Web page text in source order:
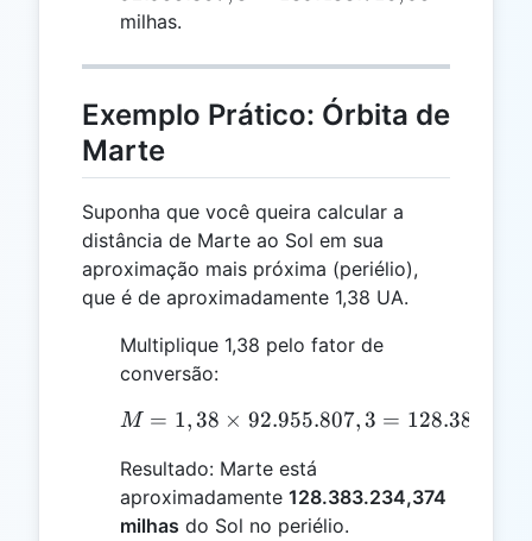
1,5
milhas.
Exemplo Prático: Órbita de
Marte
Suponha que você queira calcular a
distância de Marte ao Sol em sua
aproximação mais próxima (periélio),
que é de aproximadamente 1,38 UA.
Multiplique 1,38 pelo fator de
conversão:
M = 1,38 \times
M = 1,38 × 92.955.807,3 = 128.383.234
Resultado: Marte está
aproximadamente 128.383.234,374
milhas do Sol no periélio.